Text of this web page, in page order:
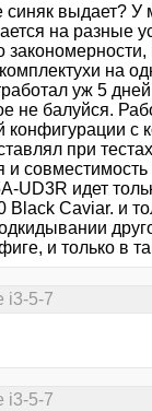
выдает? У
на разные
на
уж 5
не балуйся.
конфигурации с
при
и
UD3R идет
Caviar. и
и только в
i3-5-7
i3-5-7